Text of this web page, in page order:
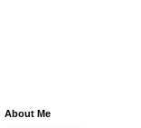
About Me